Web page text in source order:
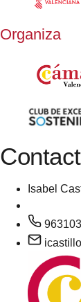
Organiza
Isabel